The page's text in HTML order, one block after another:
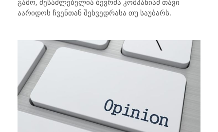
გამო, შესაძლებელია ბევრმა კომპანიამ თავი
აარიდოს ჩვენთან შეხვედრასა თუ საუბარს.